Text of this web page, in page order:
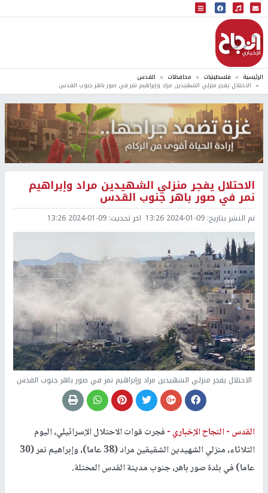
البث المباشر
إذاعة النجاح
الرئيسية فلسطينيات محافظات القدس
الاحتلال يفجر منزلي الشهيدين مراد وإبراهيم نمر في صور باهر جنوب القدس
الاحتلال يفجر منزلي الشهيدين مراد وإبراهيم
نمر في صور باهر جنوب القدس
تم النشر بتاريخ: 2024-01-09 13:26 اخر تحديث: 2024-01-09 13:26
الاحتلال يفجر منزلي الشهيدين مراد وإبراهيم نمر في صور باهر جنوب القدس
القدس -النجاح الإخباري -فجرت قوات الاحتلال الإسرائيلي، اليوم
الثلاثاء، منزلي الشهيدين الشقيقين مراد (38 عاما)، وإبراهيم نمر (30
عاما) في بلدة صور باهر، جنوب مدينة القدس المحتلة.